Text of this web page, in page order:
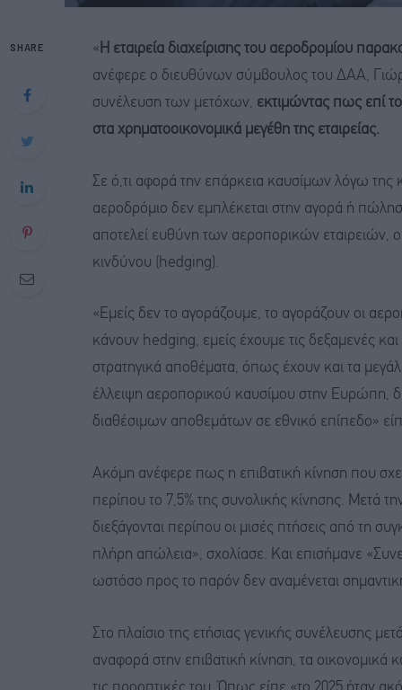
SHARE « Η εταιρεία διαχείρισης του αεροδρομίου
ανέφερε ο διευθύνων σύμβουλος του ΔΑΑ,
συνέλευση των μετόχων, εκτιμώντας πως επί
στα χρηματοοικονομικά μεγέθη της εταιρείας.
Σε ό,τι αφορά την επάρκεια καυσίμων λόγω
αεροδρόμιο δεν εμπλέκεται στην αγορά ή
αποτελεί ευθύνη των αεροπορικών εταιρειών, οι
κινδύνου (hedging).
«Εμείς δεν το αγοράζουμε, το αγοράζουν οι
κάνουν hedging, εμείς έχουμε τις δεξαμενές
στρατηγικά αποθέματα, όπως έχουν και τα
έλλειψη αεροπορικού καυσίμου στην Ευρώπη,
διαθέσιμων αποθεμάτων σε εθνικό επίπεδο»
Ακόμη ανέφερε πως η επιβατική κίνηση που
περίπου το 7,5% της συνολικής κίνησης. Μετά
διεξάγονται περίπου οι μισές πτήσεις από τη
πλήρη απώλεια», σχολίασε. Και επισήμανε
ωστόσο προς το παρόν δεν αναμένεται
Στο πλαίσιο της ετήσιας γενικής συνέλευσης
αναφορά στην επιβατική κίνηση, τα οικονομικά